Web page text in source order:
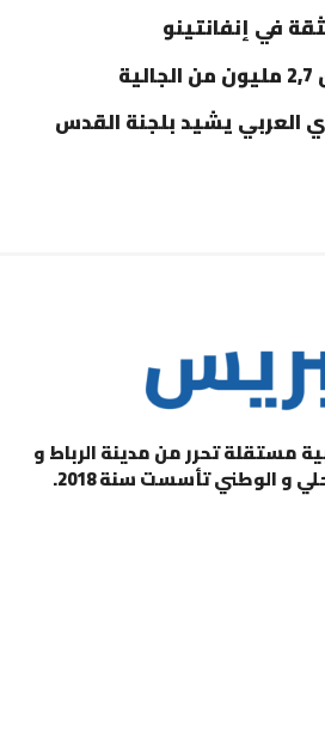
في إنفانتينو
العربي يشيد بلجنة القدس
مستقلة تحرر من مدينة الرباط و
و الوطني تأسست سنة 2018.